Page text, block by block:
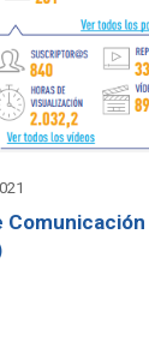
Comunicación